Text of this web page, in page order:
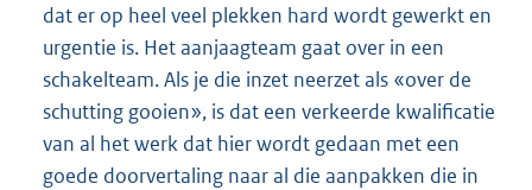
dat er op heel veel plekken hard wordt gewerkt en
urgentie is. Het aanjaagteam gaat over in een
schakelteam. Als je die inzet neerzet als «over de
schutting gooien», is dat een verkeerde kwalificatie
van al het werk dat hier wordt gedaan met een
goede doorvertaling naar al die aanpakken die in